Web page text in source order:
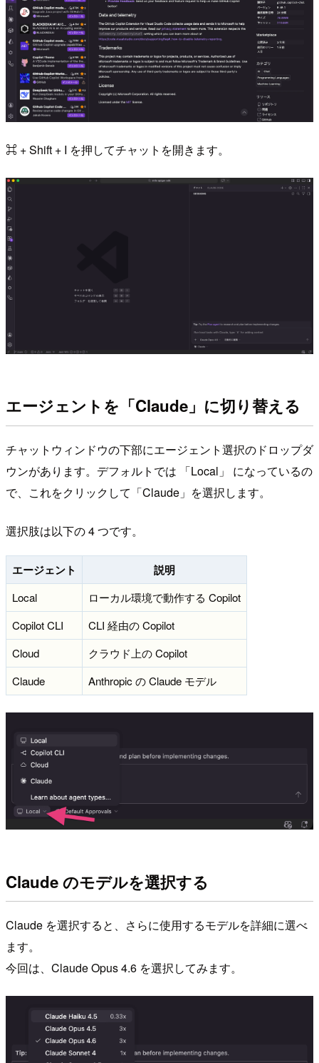
⌘ + Shift + I を押してチャットを開きます。
エージェントを「Claude」に切り替える
チャットウィンドウの下部にエージェント選択のドロップダ
ウンがあります。デフォルトでは 「Local」 になっているの
で、これをクリックして「Claude」を選択します。
選択肢は以下の 4 つです。
エージェント 説明
Local
ローカル環境で動作する Copilot
Copilot CLI
CLI 経由の Copilot
Cloud
クラウド上の Copilot
Claude
Anthropic の Claude モデル
Claude のモデルを選択する
Claude を選択すると、さらに使用するモデルを詳細に選べ
ます。
今回は、Claude Opus 4.6 を選択してみます。